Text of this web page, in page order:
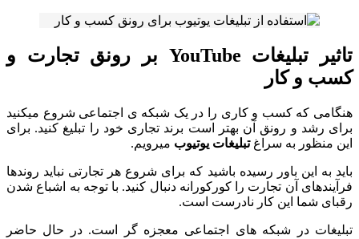
تاثیر تبلیغات YouTube بر رونق تجارت و
کسب و کار
هنگامی که کسب و کاری را در یک شبکه ی اجتماعی شروع میکنید
برای رشد و رونق آن بهتر است برند تجاری خود را تبلیغ کنید. برای
این منظور به سراغتبلیغات یوتیوب میرویم.
باید به این باور رسیده باشید که برای شروع هر تجارتی نباید روندها
فرآیندهای آن تجارت را کورکورانه دنبال کنید. با توجه به اشباع شدن
رقبای شما این کار نادرست است.
تبلیغات در شبکه های اجتماعی معجزه گر است. در حال حاضر